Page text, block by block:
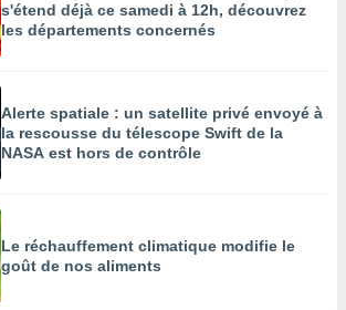
s'étend déjà ce samedi à 12h, découvrez
les départements concernés
Alerte spatiale : un satellite privé envoyé à
la rescousse du télescope Swift de la
NASA est hors de contrôle
Le réchauffement climatique modifie le
goût de nos aliments